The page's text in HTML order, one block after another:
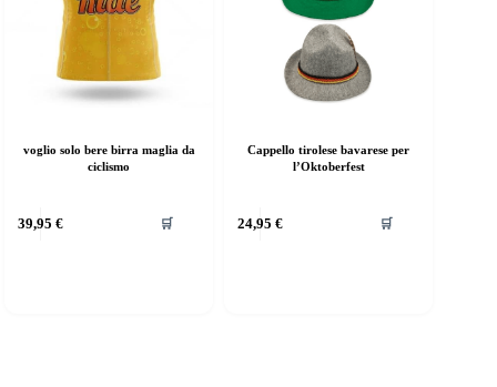
voglio solo bere birra maglia da
ciclismo
39,95 € 🛒
Cappello tirolese bavarese per
l’Oktoberfest
24,95 € 🛒
prodotto